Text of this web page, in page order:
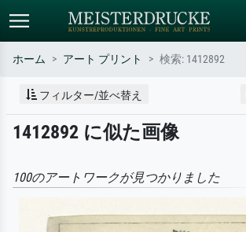
標準検索
作家名・作品名・スタイルで検索
– 例：モネ、星月夜、印象派、北
シーンを説
ホーム アート プリント 検索: 1412892
フィルター/並べ替え
1412892 に似た画像
100のアートワークが見つかりました